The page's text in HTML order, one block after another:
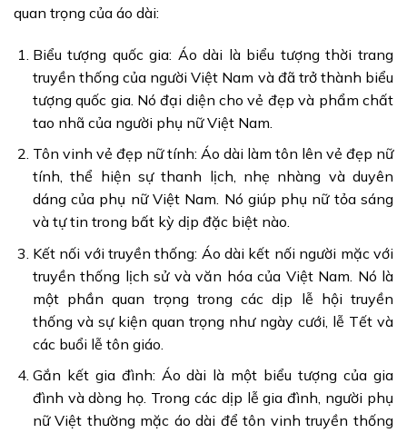
quan trọng của áo dài:
Biểu tượng quốc gia: Áo dài là biểu tượng thời trang
truyền thống của người Việt Nam và đã trở thành biểu
tượng quốc gia. Nó đại diện cho vẻ đẹp và phẩm chất
tao nhã của người phụ nữ Việt Nam.
Tôn vinh vẻ đẹp nữ tính: Áo dài làm tôn lên vẻ đẹp nữ
tính, thể hiện sự thanh lịch, nhẹ nhàng và duyên
dáng của phụ nữ Việt Nam. Nó giúp phụ nữ tỏa sáng
và tự tin trong bất kỳ dịp đặc biệt nào.
Kết nối với truyền thống: Áo dài kết nối người mặc với
truyền thống lịch sử và văn hóa của Việt Nam. Nó là
một phần quan trọng trong các dịp lễ hội truyền
thống và sự kiện quan trọng như ngày cưới, lễ Tết và
các buổi lễ tôn giáo.
Gắn kết gia đình: Áo dài là một biểu tượng của gia
đình và dòng họ. Trong các dịp lễ gia đình, người phụ
nữ Việt thường mặc áo dài để tôn vinh truyền thống